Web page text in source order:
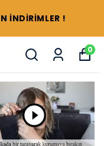
İNDİRİMLER !
0